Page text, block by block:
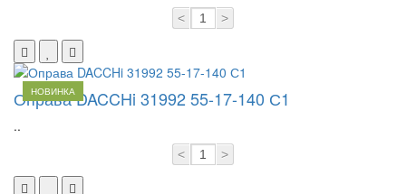
< >
НОВИНКА
Оправа DACCHi 31992 55-17-140 С1
..
< >